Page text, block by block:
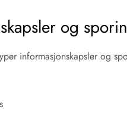
og
informasjonskapsler og